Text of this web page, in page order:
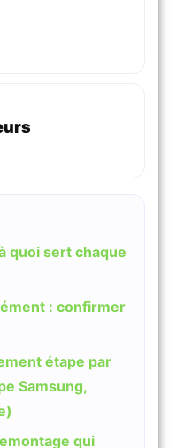
quoi sert chaque
: confirmer
étape par
Samsung,
qui